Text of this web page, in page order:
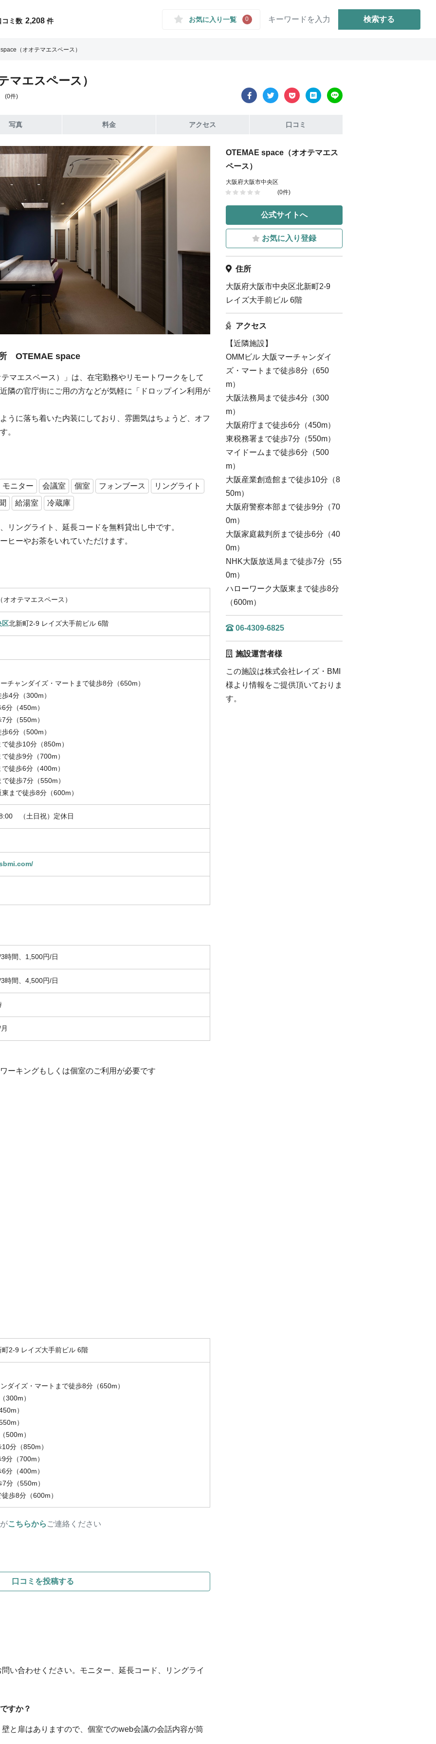
ミ数 2,208 件 お気に入り一覧 0 検索する
（オオテマエスペース）
マエスペース）
(0件)
写真 料金 アクセス 口コミ
OTEMAE space
マエスペース）」は、在宅勤務やリモートワークをして
隣の官庁街にご用の方などが気軽に「ドロップイン利用が
うに落ち着いた内装にしており、雰囲気はちょうど、オフ
。
モニター 会議室 個室 フォンブース リングライト
給湯室 冷蔵庫
リングライト、延長コードを無料貸出し中です。
ヒーやお茶をいれていただけます。
オテマエスペース）
区北新町2-9 レイズ大手前ビル 6階
チャンダイズ・マートまで徒歩8分（650m）
4分（300m）
分（450m）
分（550m）
6分（500m）
徒歩10分（850m）
徒歩9分（700m）
徒歩6分（400m）
徒歩7分（550m）
まで徒歩8分（600m）
（土日祝）定休日
時間、1,500円/日
時間、4,500円/日
ーキングもしくは個室のご利用が必要です
町2-9 レイズ大手前ビル 6階
ダイズ・マートまで徒歩8分（650m）
300m）
）
）
500m）
分（850m）
分（700m）
分（400m）
分（550m）
歩8分（600m）
こちらから ご連絡ください
口コミを投稿する
い合わせください。モニター、延長コード、リングライ
すか？
と扉はありますので、個室でのweb会議の会話内容が筒
OTEMAE space（オオテマエス
ペース）
大阪府大阪市中央区
(0件)
公式サイトへ
お気に入り登録
住所
大阪府大阪市中央区北新町2-9
レイズ大手前ビル 6階
アクセス
【近隣施設】
OMMビル 大阪マーチャンダイ
ズ・マートまで徒歩8分（650
m）
大阪法務局まで徒歩4分（300
m）
大阪府庁まで徒歩6分（450m）
東税務署まで徒歩7分（550m）
マイドームまで徒歩6分（500
m）
大阪産業創造館まで徒歩10分（8
50m）
大阪府警察本部まで徒歩9分（70
0m）
大阪家庭裁判所まで徒歩6分（40
0m）
NHK大阪放送局まで徒歩7分（55
0m）
ハローワーク大阪東まで徒歩8分
（600m）
06-4309-6825
施設運営者様
この施設は株式会社レイズ・BMI
様より情報をご提供頂いておりま
す。